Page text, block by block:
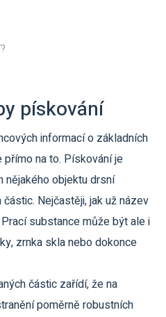
pískování
informací o základních
na to. Pískování je
nějakého objektu drsní
Nejčastěji, jak už název
substance může být ale i
zrnka skla nebo dokonce
částic zařídí, že na
poměrně robustních